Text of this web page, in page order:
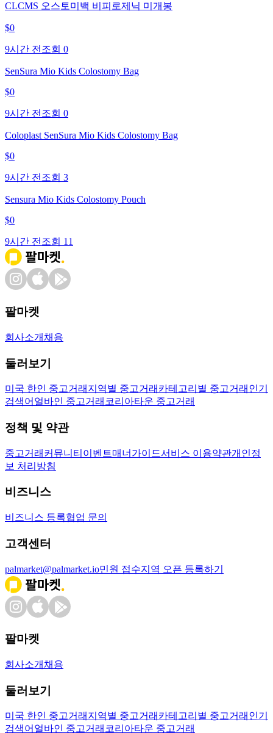
CLCMS 오스토미백 비피로제닉 미개봉
$0
9시간 전 조회 0
SenSura Mio Kids Colostomy Bag
$0
9시간 전 조회 0
Coloplast SenSura Mio Kids Colostomy Bag
$0
9시간 전 조회 3
Sensura Mio Kids Colostomy Pouch
$0
9시간 전 조회 11
팔마켓
회사소개 채용
둘러보기
미국 한인 중고거래 지역별 중고거래 카테고리별 중고거래 인기
검색어 얼바인 중고거래 코리아타운 중고거래
정책 및 약관
중고거래 커뮤니티 이벤트매너가이드서비스 이용약관개인정
보 처리방침
비즈니스
비즈니스 등록협업 문의
고객센터
palmarket@palmarket.io민원 접수지역 오픈 등록하기
팔마켓
회사소개 채용
둘러보기
미국 한인 중고거래 지역별 중고거래 카테고리별 중고거래 인기
검색어 얼바인 중고거래 코리아타운 중고거래